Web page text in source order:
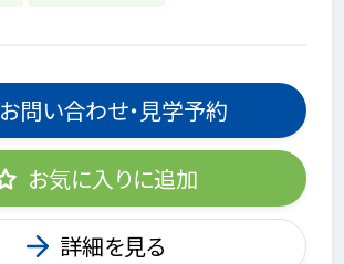
お問い合わせ・見学予約
お気に入りに追加
詳細を見る